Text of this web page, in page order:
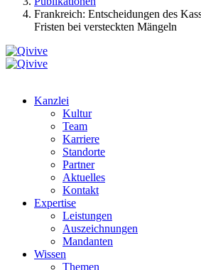
Frankreich: Entscheidungen des
Fristen bei versteckten Mängeln
Kanzlei
Kultur
Team
Karriere
Standorte
Partner
Aktuelles
Kontakt
Expertise
Leistungen
Auszeichnungen
Mandanten
Wissen
Themen